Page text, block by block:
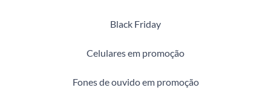
Black Friday
Celulares em promoção
Fones de ouvido em promoção